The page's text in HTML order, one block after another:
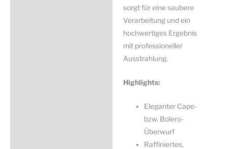
sorgt für eine saubere
Verarbeitung und ein
hochwertiges Ergebnis
mit professioneller
Ausstrahlung.
Highlights:
Eleganter Cape-
bzw. Bolero-
Überwurf
Raffiniertes,